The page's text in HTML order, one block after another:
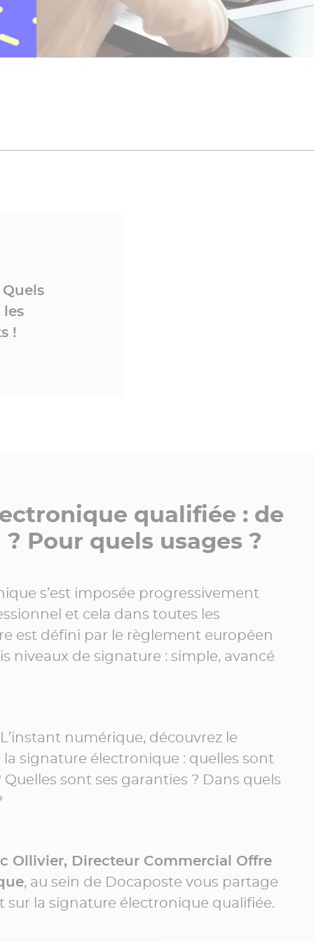
les
!
qualifiée : de
Pour quels usages ?
s’est imposée progressivement
et cela dans toutes les
est défini par le règlement européen
niveaux de signature : simple, avancé
numérique, découvrez le
la signature électronique : quelles sont
sont ses garanties ? Dans quels
Ollivier, Directeur Commercial Offre
, au sein de Docaposte vous partage
sur la signature électronique qualifiée.